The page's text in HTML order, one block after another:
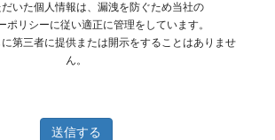
いた個人情報は、漏洩を防ぐため当社の
ポリシーに従い適正に管理をしています。
第三者に提供または開示をすることはありませ
ん。